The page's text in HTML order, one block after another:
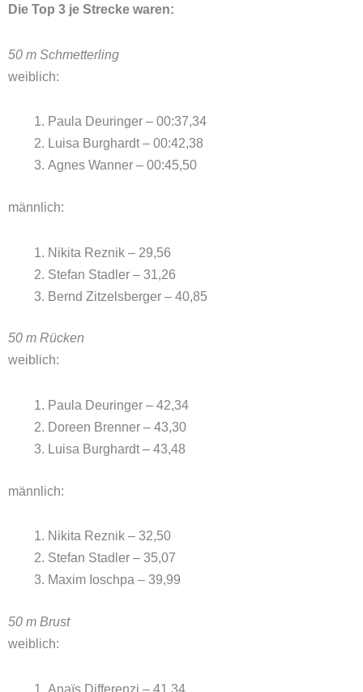
Die Top 3 je Strecke waren:
50 m Schmetterling
weiblich:
Paula Deuringer – 00:37,34
Luisa Burghardt – 00:42,38
Agnes Wanner – 00:45,50
männlich:
Nikita Reznik – 29,56
Stefan Stadler – 31,26
Bernd Zitzelsberger – 40,85
50 m Rücken
weiblich:
Paula Deuringer – 42,34
Doreen Brenner – 43,30
Luisa Burghardt – 43,48
männlich:
Nikita Reznik – 32,50
Stefan Stadler – 35,07
Maxim Ioschpa – 39,99
50 m Brust
weiblich:
Anaïs Differenzi – 41,34